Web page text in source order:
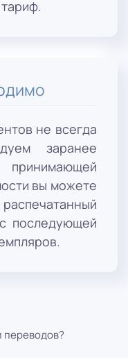
не всегда
заранее
принимающей
вы можете
последующей
переводов?